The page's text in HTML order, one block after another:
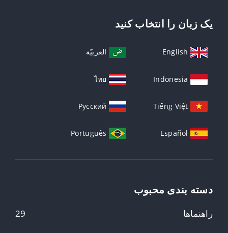
یک زبان را انتخاب کنید
English العربيّة
Indonesia
ไทย
Tiếng Việt
Русский
Español
Português
دسته بندی محبوب
29 راهنماها